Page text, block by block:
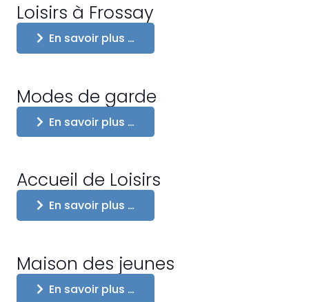
Loisirs à Frossay
En savoir plus …
Modes de garde
En savoir plus …
Accueil de Loisirs
En savoir plus …
Maison des jeunes
En savoir plus …